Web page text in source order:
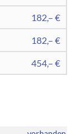
182,– €
182,– €
454,– €